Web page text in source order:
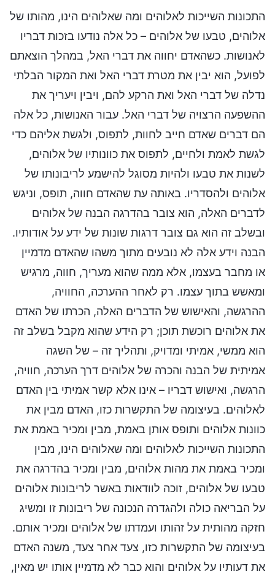
התכונות השייכות לאלוהים ומה שאלוהים הינו, מהותו של
אלוהים, טבעו של אלוהים – כל אלה נודעו בזכות דבריו
לאנושות. כשהאדם יחווה את דברי האל, במהלך הוצאתם
לפועל, הוא יבין את מטרת דברי האל ואת המקור הבלתי
נדלה של דברי האל ואת הרקע להם, ויבין ויעריך את
ההשפעה הרצויה של דברי האל. עבור האנושות, כל אלה
הם דברים שאדם חייב לחוות, לתפוס, ולגשת אליהם כדי
לגשת לאמת ולחיים, לתפוס את כוונותיו של אלוהים,
לשנות את טבעו ולהיות מסוגל להישמע לריבונותו של
אלוהים ולהסדריו. באותה עת שהאדם חווה, תופס, וניגש
לדברים האלה, הוא צובר בהדרגה הבנה של אלוהים
ובשלב זה הוא גם צובר דרגות שונות של ידע על אודותיו.
הבנה וידע אלה לא נובעים מתוך משהו שהאדם מדמיין
או מחבר בעצמו, אלא ממה שהוא מעריך, חווה, מרגיש
ומאשש בתוך עצמו. רק לאחר ההערכה, החוויה,
ההרגשה, והאישוש של הדברים האלה, הכרתו של האדם
את אלוהים רוכשת תוכן; רק הידע שהוא מקבל בשלב זה
הוא ממשי, אמיתי ומדויק, ותהליך זה – של השגה
אמיתית של הבנה והכרה של אלוהים דרך הערכה, חוויה,
הרגשה, ואישוש דבריו – אינו אלא קשר אמיתי בין האדם
לאלוהים. בעיצומה של התקשרות כזו, האדם מבין את
כוונות אלוהים ותופס אותן באמת, מבין ומכיר באמת את
התכונות השייכות לאלוהים ומה שאלוהים הינו, מבין
ומכיר באמת את מהות אלוהים, מבין ומכיר בהדרגה את
טבעו של אלוהים, זוכה לוודאות באשר לריבונות אלוהים
על הבריאה כולה ולהגדרה הנכונה של ריבונות זו ומשיג
חזקה מהותית על זהותו ועמדתו של אלוהים ומכיר אותם.
בעיצומה של התקשרות כזו, צעד אחר צעד, משנה האדם
את דעותיו על אלוהים והוא כבר לא מדמיין אותו יש מאין,